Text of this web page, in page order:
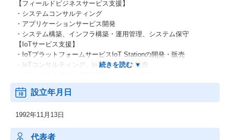
【フィールドビジネスサービス支援】
・システムコンサルティング
・アプリケーションサービス開発
・システム構築、インフラ構築・運用管理、システム保守
【IoTサービス支援】
・IoTプラットフォームサービスIoT Stationの開発・販売
・IoTコンサルティング、IoTディバイス販売
設立年月日
1992年11月13日
代表者